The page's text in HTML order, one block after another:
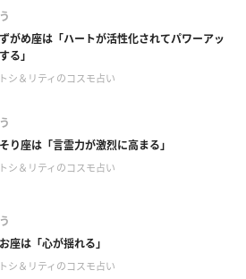
がめ座は「ハートが活性化されてパワーアッ
る」
シ＆リティのコスモ占い
り座は「言霊力が激烈に高まる」
シ＆リティのコスモ占い
座は「心が揺れる」
シ＆リティのコスモ占い